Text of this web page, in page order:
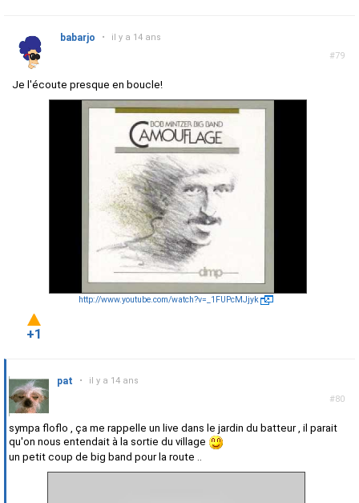
#79
babarjo • il y a 14 ans
Je l'écoute presque en boucle!
http://www.youtube.com/watch?v=_1FUPcMJjyk
+1
#80
pat • il y a 14 ans
sympa floflo , ça me rappelle un live dans le jardin du batteur , il parait
qu'on nous entendait à la sortie du village
un petit coup de big band pour la route ..